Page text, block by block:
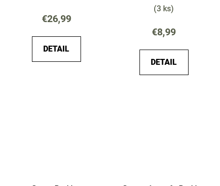
€26,99
DETAIL
(3 ks)
€8,99
DETAIL